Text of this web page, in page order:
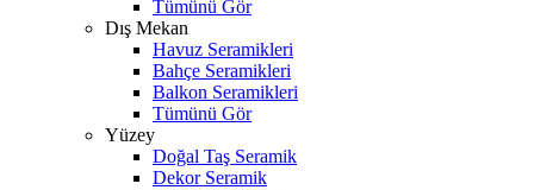
Tümünü Gör
Dış Mekan
Havuz Seramikleri
Bahçe Seramikleri
Balkon Seramikleri
Tümünü Gör
Yüzey
Doğal Taş Seramik
Dekor Seramik